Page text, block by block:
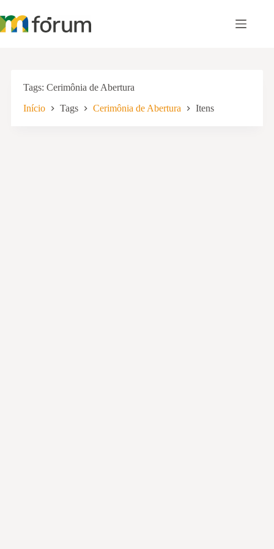
para
o
Tags Cerimônia de Abertura
Início Tags Cerimônia de Abertura Itens